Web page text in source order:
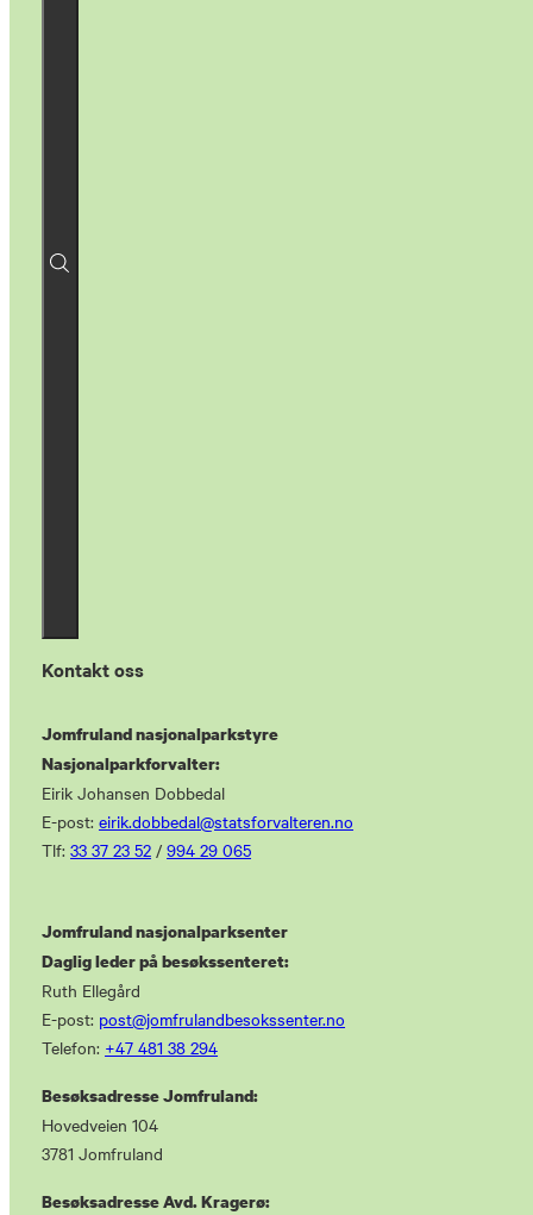
Kontakt oss
Jomfruland nasjonalparkstyre
Nasjonalparkforvalter:
Eirik Johansen Dobbedal
E-post:eirik.dobbedal@statsforvalteren.no
Tlf:33 37 23 52 /994 29 065
Jomfruland nasjonalparksenter
Daglig leder på besøkssenteret:
Ruth Ellegård
E-post: post@jomfrulandbesokssenter.no
Telefon: +47 481 38 294
Besøksadresse Jomfruland:
Hovedveien 104
3781 Jomfruland
Besøksadresse Avd. Kragerø: